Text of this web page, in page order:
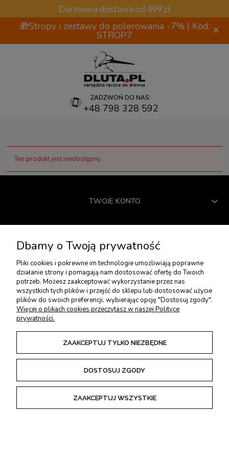
Darmowa dostawa od 499 zł
🎁Stropy i zestawy do polerowania -7% | Kod:
STROP7 ×
ZADZWOŃ DO NAS:
+48 798 328 592
Ten produkt jest niedostępny.
TWOJE KONTO
PŁATNOŚCI I DOSTAWA
ZWROTY I REKLAMACJE
POKAŻ PEŁNĄ WERSJĘ STRONY
Sklep internetowy Shoper Premium
Dbamy o Twoją prywatność
Pliki cookies i pokrewne im technologie umożliwiają poprawne
działanie strony i pomagają nam dostosować ofertę do Twoich
potrzeb. Możesz zaakceptować wykorzystanie przez nas
wszystkich tych plików i przejść do sklepu lub dostosować użycie
plików do swoich preferencji, wybierając opcję "Dostosuj zgody".
Więcej o plikach cookies przeczytasz w naszej Polityce
prywatności.
ZAAKCEPTUJ TYLKO NIEZBĘDNE
DOSTOSUJ ZGODY
ZAAKCEPTUJ WSZYSTKIE